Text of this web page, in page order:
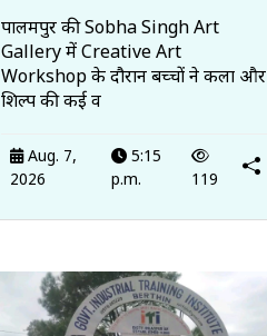
पालमपुर की Sobha Singh Art
Gallery में Creative Art
Workshop के दौरान बच्चों ने कला और
शिल्प की कई व
Aug. 7,
2026
5:15
p.m.
119